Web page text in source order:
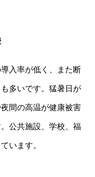
入率が低く、また断
多いです。猛暑日が
間の高温が健康被害
公共施設、学校、福
います。